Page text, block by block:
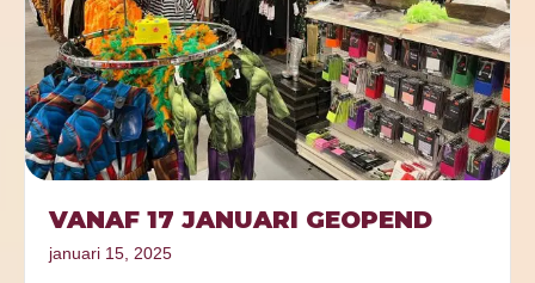
VANAF 17 JANUARI GEOPEND
januari 15, 2025